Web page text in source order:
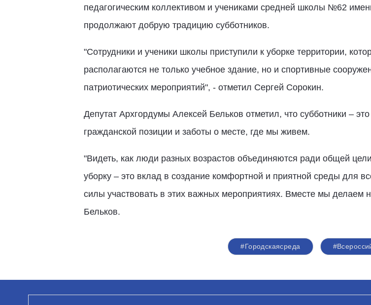
педагогическим коллективом и учениками средней школы №62
продолжают добрую традицию субботников.
"Сотрудники и ученики школы приступили к уборке территории,
располагаются не только учебное здание, но и спортивные
патриотических мероприятий", - отметил Сергей Сорокин.
Депутат Архгордумы Алексей Бельков отметил, что субботники –
гражданской позиции и заботы о месте, где мы живем.
"Видеть, как люди разных возрастов объединяются ради общей
уборку – это вклад в создание комфортной и приятной среды для
силы участвовать в этих важных мероприятиях. Вместе мы делаем
Бельков.
#Городскаясреда